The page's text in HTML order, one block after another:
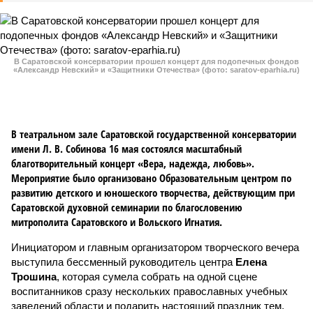
В Саратовской консерватории прошел концерт для подопечных фондов
«Александр Невский» и «Защитники Отечества» (фото: saratov-eparhia.ru)
В театральном зале Саратовской государственной консерватории
имени Л. В. Собинова 16 мая состоялся масштабный
благотворительный концерт «Вера, надежда, любовь».
Мероприятие было организовано Образовательным центром по
развитию детского и юношеского творчества, действующим при
Саратовской духовной семинарии по благословению
митрополита Саратовского и Вольского Игнатия.
Инициатором и главным организатором творческого вечера
выступила бессменный руководитель центра Елена
Трошина, которая сумела собрать на одной сцене
воспитанников сразу нескольких православных учебных
заведений области и подарить настоящий праздник тем,